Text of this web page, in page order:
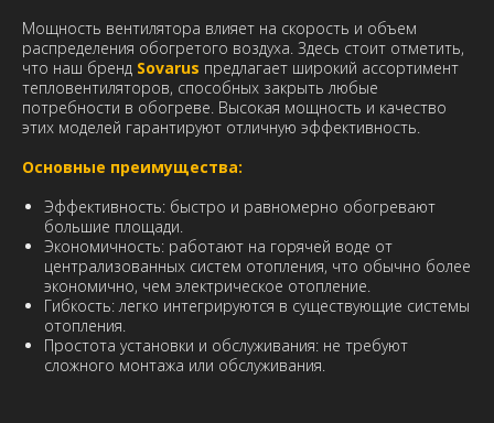
Мощность вентилятора влияет на скорость и объем
распределения обогретого воздуха. Здесь стоит отметить,
что наш бренд Sovarus предлагает широкий ассортимент
тепловентиляторов, способных закрыть любые
потребности в обогреве. Высокая мощность и качество
этих моделей гарантируют отличную эффективность.
Основные преимущества:
Эффективность: быстро и равномерно обогревают
большие площади.
Экономичность: работают на горячей воде от
централизованных систем отопления, что обычно более
экономично, чем электрическое отопление.
Гибкость: легко интегрируются в существующие системы
отопления.
Простота установки и обслуживания: не требуют
сложного монтажа или обслуживания.